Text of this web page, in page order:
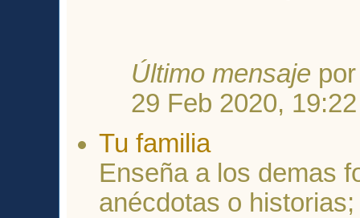
Último mensaje
29 Feb 2020, 19:22
Tu familia
Enseña a los demas
anécdotas o